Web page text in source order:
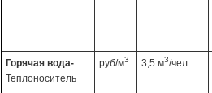
Горячая вода-
Теплоноситель
руб/м3 3,5 м3/чел